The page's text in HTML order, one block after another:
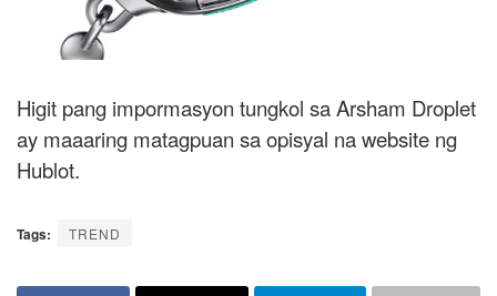
Higit pang impormasyon tungkol sa Arsham Droplet
ay maaaring matagpuan sa opisyal na website ng
Hublot.
Tags: TREND